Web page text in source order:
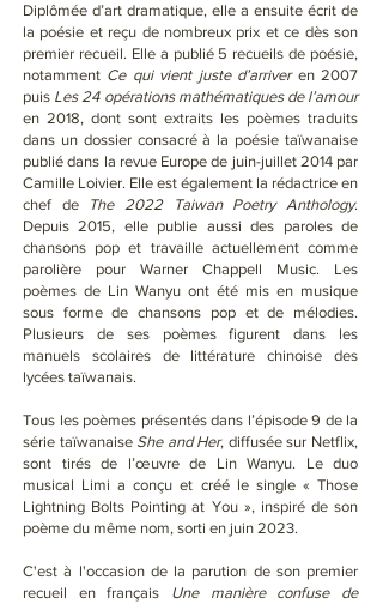
Diplômée d’art dramatique, elle a ensuite écrit de
la poésie et reçu de nombreux prix et ce dès son
premier recueil. Elle a publié 5 recueils de poésie,
notamment Ce qui vient juste d’arriveren 2007
puis Les 24 opérations mathématiques de l’amour
en 2018, dont sont extraits les poèmes traduits
dans un dossier consacré à la poésie taïwanaise
publié dans la revue Europe de juin-juillet 2014 par
Camille Loivier. Elle est également la rédactrice en
chef de
The 2022 Taiwan Poetry Anthology.
Depuis 2015, elle publie aussi des paroles de
chansons pop et travaille actuellement comme
parolière pour Warner Chappell Music. Les
poèmes de Lin Wanyu ont été mis en musique
sous forme de chansons pop et de mélodies.
Plusieurs de ses poèmes figurent dans les
manuels scolaires de littérature chinoise des
lycées taïwanais.
Tous les poèmes présentés dans l’épisode 9 de la
série taïwanaise She and Her, diffusée sur Netflix,
sont tirés de l’œuvre de Lin Wanyu. Le duo
musical Limi a conçu et créé le single « Those
Lightning Bolts Pointing at You », inspiré de son
poème du même nom, sorti en juin 2023.
C'est à l'occasion de la parution de son premier
recueil en français Une manière confuse de